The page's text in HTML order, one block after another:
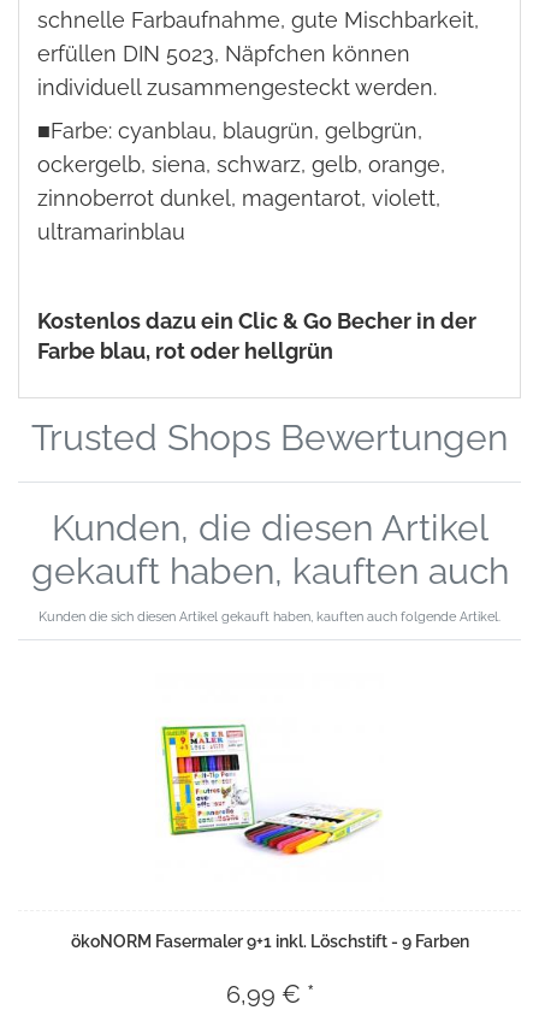
schnelle Farbaufnahme, gute Mischbarkeit,
erfüllen DIN 5023, Näpfchen können
individuell zusammengesteckt werden.
■Farbe: cyanblau, blaugrün, gelbgrün,
ockergelb, siena, schwarz, gelb, orange,
zinnoberrot dunkel, magentarot, violett,
ultramarinblau
Kostenlos dazu ein Clic & Go Becher in der
Farbe blau, rot oder hellgrün
Trusted Shops Bewertungen
Kunden, die diesen Artikel
gekauft haben, kauften auch
Kunden die sich diesen Artikel gekauft haben, kauften auch folgende Artikel.
ökoNORM Fasermaler 9+1 inkl. Löschstift - 9 Farben
6,99 € *